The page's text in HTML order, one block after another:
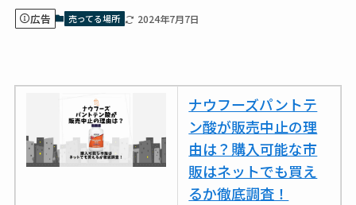
広告 売ってる場所 2024年7月7日
ナウフーズパントテ
ン酸が販売中止の理
由は？購入可能な市
販はネットでも買え
るか徹底調査！